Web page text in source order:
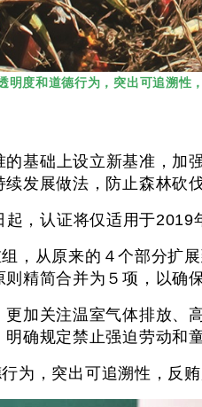
度和道德行为，突出可追溯性
基础上设立新基准，加
发展做法，防止森林砍
，认证将仅适用于2019
，从原来的４个部分扩
精简合并为５项，以确
加关注温室气体排放
确规定禁止强迫劳动和
为，突出可追溯性，反